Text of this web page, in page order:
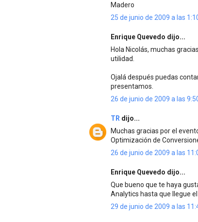
Madero
25 de junio de 2009 a las
Enrique Quevedo dijo...
Hola Nicolás, muchas
utilidad.
Ojalá después puedas
presentamos.
26 de junio de 2009 a las
TR dijo...
Muchas gracias por el
Optimización de
26 de junio de 2009 a las
Enrique Quevedo dijo...
Que bueno que te haya
Analytics hasta que llegue
29 de junio de 2009 a las